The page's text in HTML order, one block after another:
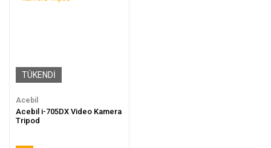
TÜKENDİ
Acebil
Acebil i-705DX Video Kamera
Tripod